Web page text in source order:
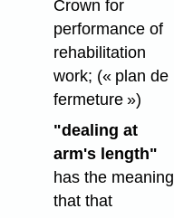
Crown for
performance of
rehabilitation
work; (« plan de
fermeture »)
"dealing at
arm's length"
has the meaning
that that